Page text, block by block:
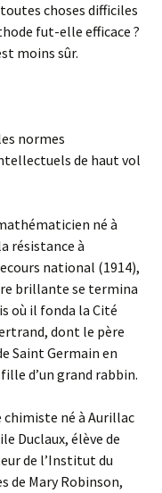
choses difficiles
fut-elle efficace ?
moins sûr.
normes
de haut vol
né à
résistance à
national (1914),
brillante se termina
où il fonda la Cité
dont le père
Saint Germain en
d’un grand rabbin.
chimiste né à Aurillac
Duclaux, élève de
de l’Institut du
de Mary Robinson,